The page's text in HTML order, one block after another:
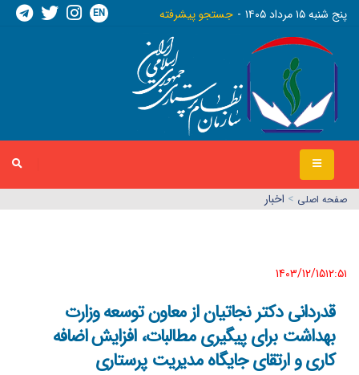
پنج شنبه ١٥ مرداد ١٤٠٥ جستجو پیشرفته EN
صفحه اصلي > اخبار
1403/12/15١٢:٥١
قدردانی دکتر نجاتیان از معاون توسعه وزارت
بهداشت برای پیگیری مطالبات، افزایش اضافه
کاری و ارتقای جایگاه مدیریت پرستاری